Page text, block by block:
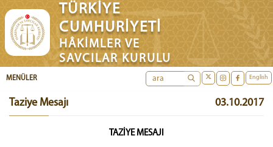
TÜRKİYE
CUMHURİYETİ
HÂKİMLER VE
SAVCILAR KURULU
English
MENÜLER
Taziye Mesajı 03.10.2017
TAZİYE MESAJI